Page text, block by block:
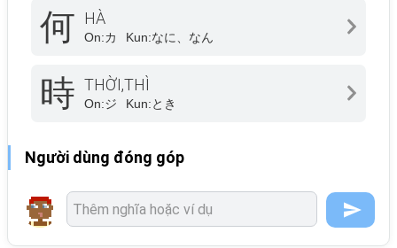
何 HÀ
On:カ Kun:なに、なん
時 THỜI,THÌ
On:ジ Kun:とき
Người dùng đóng góp